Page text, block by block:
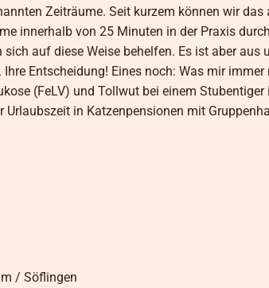
Zeiträume. Seit kurzem können wir das
innerhalb von 25 Minuten in der Praxis
auf diese Weise behelfen. Es ist aber aus
Entscheidung! Eines noch: Was mir
(FeLV) und Tollwut bei einem
in Katzenpensionen mit
/ Söflingen